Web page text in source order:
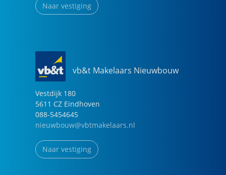
Naar vestiging
vb&t Makelaars Nieuwbouw
Vestdijk 180
5611 CZ Eindhoven
088-5454645
nieuwbouw@vbtmakelaars.nl
Naar vestiging